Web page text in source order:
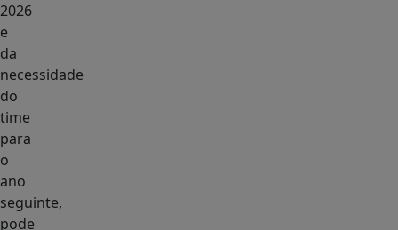
2026
e
da
necessidade
do
time
para
o
ano
seguinte,
pode